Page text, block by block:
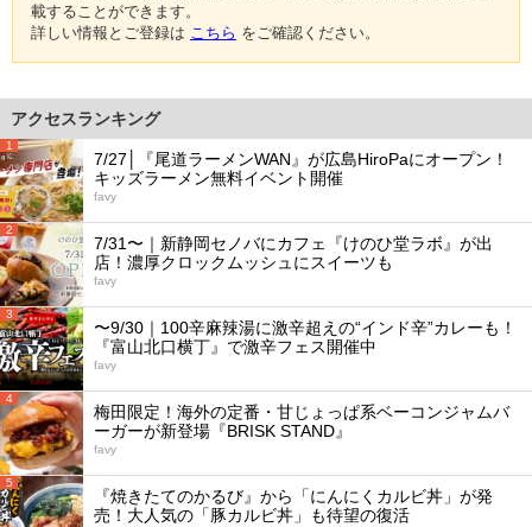
載することができます。
詳しい情報とご登録は こちら をご確認ください。
アクセスランキング
1
7/27│『尾道ラーメンWAN』が広島HiroPaにオープン！
キッズラーメン無料イベント開催
favy
2
7/31〜｜新静岡セノバにカフェ『けのひ堂ラボ』が出
店！濃厚クロックムッシュにスイーツも
favy
3
〜9/30｜100辛麻辣湯に激辛超えの“インド辛”カレーも！
『富山北口横丁』で激辛フェス開催中
favy
4
梅田限定！海外の定番・甘じょっぱ系ベーコンジャムバ
ーガーが新登場『BRISK STAND』
favy
5
『焼きたてのかるび』から「にんにくカルビ丼」が発
売！大人気の「豚カルビ丼」も待望の復活